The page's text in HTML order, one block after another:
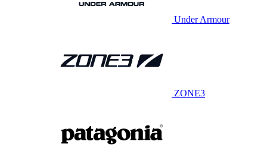
Under Armour
ZONE3